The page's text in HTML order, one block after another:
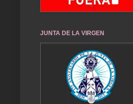
JUNTA DE LA VIRGEN